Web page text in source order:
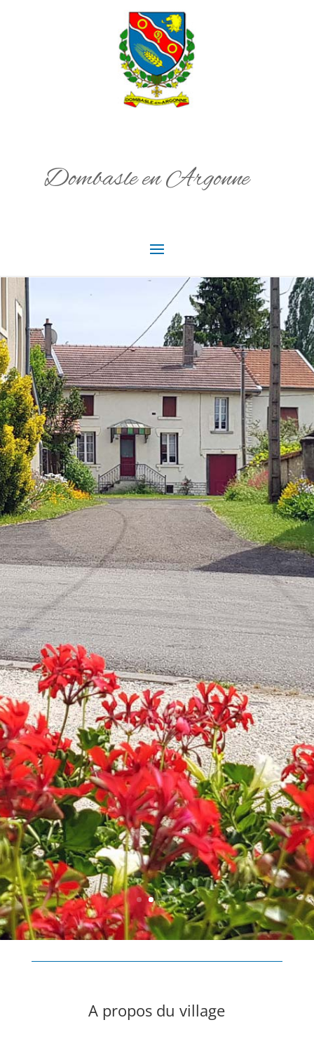
Dombasle en Argonne
A propos du village